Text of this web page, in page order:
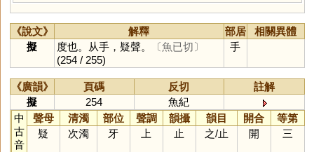
《說文》 解釋 部居
相關異體
擬
度也。从手，疑聲。
〔魚已切〕
(254 / 255)
手
《廣韻》 頁碼 反切
註解
擬
254
魚紀
中
古
音
聲母 清濁 部位 聲調 韻攝 韻目 開合
等第
疑
次濁 牙 上 止 之/止 開 三